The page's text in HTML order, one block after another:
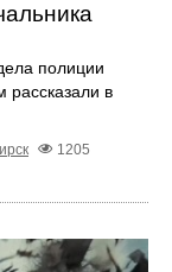
полиции
рассказали в
1205